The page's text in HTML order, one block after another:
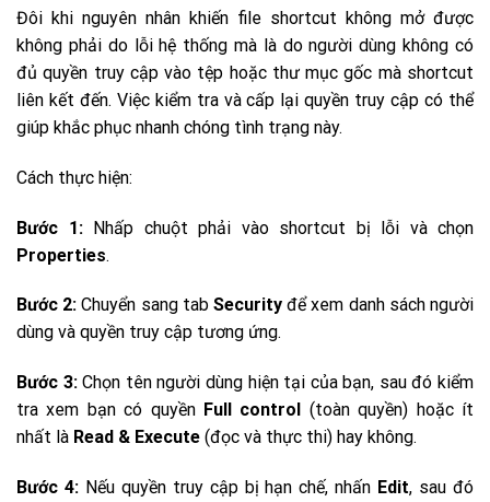
Đôi khi nguyên nhân khiến file shortcut không mở được
không phải do lỗi hệ thống mà là do người dùng không có
đủ quyền truy cập vào tệp hoặc thư mục gốc mà shortcut
liên kết đến. Việc kiểm tra và cấp lại quyền truy cập có thể
giúp khắc phục nhanh chóng tình trạng này.
Cách thực hiện:
Bước 1:Nhấp chuột phải vào shortcut bị lỗi và chọn
Properties.
Bước 2: Chuyển sang tabSecurity để xem danh sách người
dùng và quyền truy cập tương ứng.
Bước 3:Chọn tên người dùng hiện tại của bạn, sau đó kiểm
tra xem bạn có quyền Full control
(toàn quyền) hoặc ít
nhất là Read & Execute (đọc và thực thi) hay không.
Bước 4:Nếu quyền truy cập bị hạn chế, nhấn Edit, sau đó